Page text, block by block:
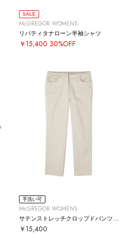
SALE
McGREGOR WOMENS
リバティタナローン半袖シャツ
￥15,400 30%OFF
手洗い可
McGREGOR WOMENS
サテンストレッチクロップドパンツ【#定番】
￥15,400